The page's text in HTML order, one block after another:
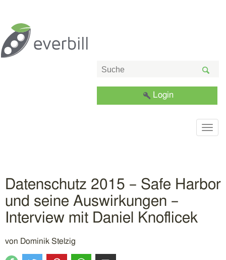
Login
Datenschutz 2015 – Safe Harbor
und seine Auswirkungen –
Interview mit Daniel Knoflicek
von Dominik Stelzig